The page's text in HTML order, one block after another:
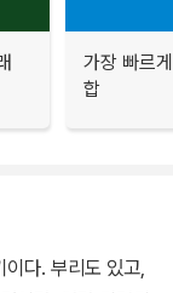
가장 빠르
합
다. 부리도 있고,